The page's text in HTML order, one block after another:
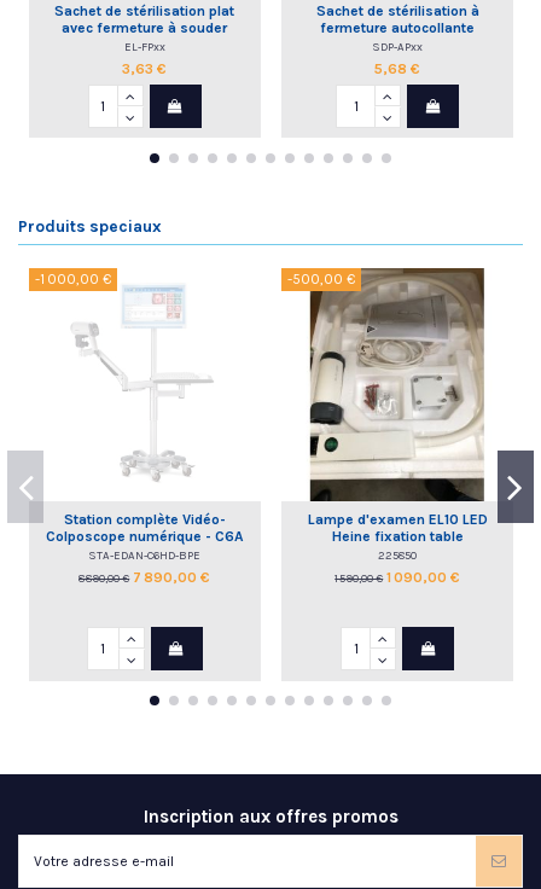
Sachet de stérilisation plat
avec fermeture à souder
EL-FPxx
3,63 €
Sachet de stérilisation à
fermeture autocollante
SDP-APxx
5,68 €
Produits speciaux
-1 000,00 €
Station complète Vidéo-
Colposcope numérique - C6A
HD EDAN
STA-EDAN-C6HD-BPE
8 890,00 € 7 890,00 €
-500,00 €
Lampe d'examen EL10 LED
Heine fixation table
225850
1 590,00 € 1 090,00 €
Inscription aux offres promos